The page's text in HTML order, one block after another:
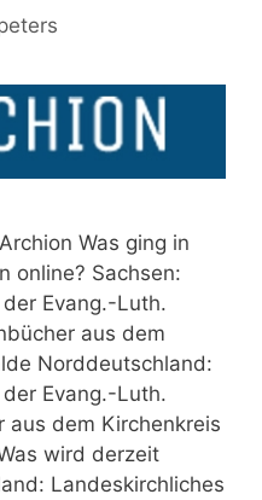
Was ging in
online? Sachsen:
Evang.-Luth.
aus dem
Norddeutschland:
Evang.-Luth.
aus dem Kirchenkreis
wird derzeit
Landeskirchliches